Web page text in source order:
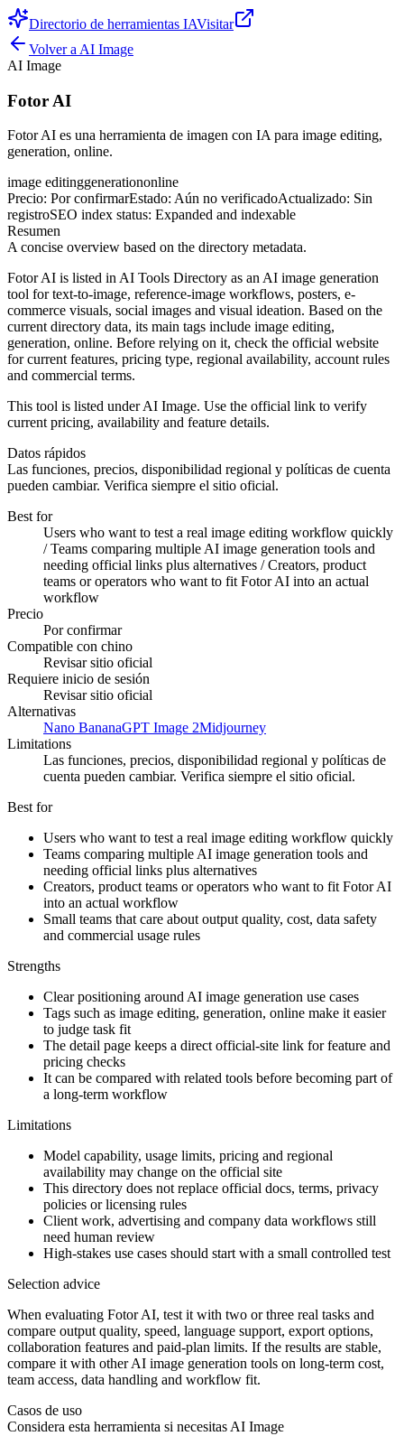
Directorio de herramientas IAVisitar
Volver a AI Image
AI Image
Fotor AI
Fotor AI es una herramienta de imagen con IA para image editing,
generation, online.
image editinggenerationonline
Precio: Por confirmarEstado: Aún no verificadoActualizado: Sin
registroSEO index status: Expanded and indexable
Resumen
A concise overview based on the directory metadata.
Fotor AI is listed in AI Tools Directory as an AI image generation
tool for text-to-image, reference-image workflows, posters, e-
commerce visuals, social images and visual ideation. Based on the
current directory data, its main tags include image editing,
generation, online. Before relying on it, check the official website
for current features, pricing type, regional availability, account rules
and commercial terms.
This tool is listed under AI Image. Use the official link to verify
current pricing, availability and feature details.
Datos rápidos
Las funciones, precios, disponibilidad regional y políticas de cuenta
pueden cambiar. Verifica siempre el sitio oficial.
Best for
Users who want to test a real image editing workflow quickly
/ Teams comparing multiple AI image generation tools and
needing official links plus alternatives / Creators, product
teams or operators who want to fit Fotor AI into an actual
workflow
Precio
Por confirmar
Compatible con chino
Revisar sitio oficial
Requiere inicio de sesión
Revisar sitio oficial
Alternativas
Nano BananaGPT Image 2Midjourney
Limitations
Las funciones, precios, disponibilidad regional y políticas de
cuenta pueden cambiar. Verifica siempre el sitio oficial.
Best for
Users who want to test a real image editing workflow quickly
Teams comparing multiple AI image generation tools and
needing official links plus alternatives
Creators, product teams or operators who want to fit Fotor AI
into an actual workflow
Small teams that care about output quality, cost, data safety
and commercial usage rules
Strengths
Clear positioning around AI image generation use cases
Tags such as image editing, generation, online make it easier
to judge task fit
The detail page keeps a direct official-site link for feature and
pricing checks
It can be compared with related tools before becoming part of
a long-term workflow
Limitations
Model capability, usage limits, pricing and regional
availability may change on the official site
This directory does not replace official docs, terms, privacy
policies or licensing rules
Client work, advertising and company data workflows still
need human review
High-stakes use cases should start with a small controlled test
Selection advice
When evaluating Fotor AI, test it with two or three real tasks and
compare output quality, speed, language support, export options,
collaboration features and paid-plan limits. If the results are stable,
compare it with other AI image generation tools on long-term cost,
team access, data handling and workflow fit.
Casos de uso
Considera esta herramienta si necesitasAI Image